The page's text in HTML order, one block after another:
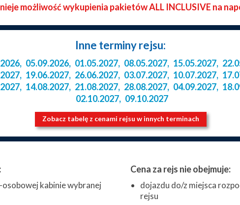
możliwość wykupienia pakietów ALL INCLUSIVE na
Inne terminy rejsu:
, 05.09.2026, 01.05.2027, 08.05.2027, 15.05.2027,
, 19.06.2027, 26.06.2027, 03.07.2027, 10.07.2027,
, 14.08.2027, 21.08.2027, 28.08.2027, 04.09.2027,
02.10.2027, 09.10.2027
Zobacz tabelę z cenami rejsu w innych terminach
kabinie wybranej
Cena za rejs nie obejmuje:
dojazdu do/z miejsca
rejsu